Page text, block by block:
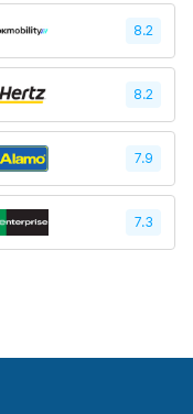
8.2
8.2
7.9
7.3